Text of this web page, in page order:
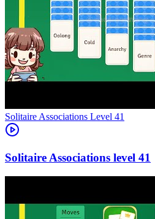
Level 41
41